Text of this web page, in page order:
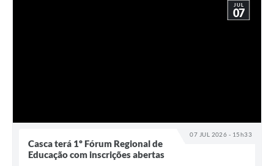
07 JUL 2026 - 15h33
JUL
07
Casca terá 1º Fórum Regional de
Educação com inscrições abertas